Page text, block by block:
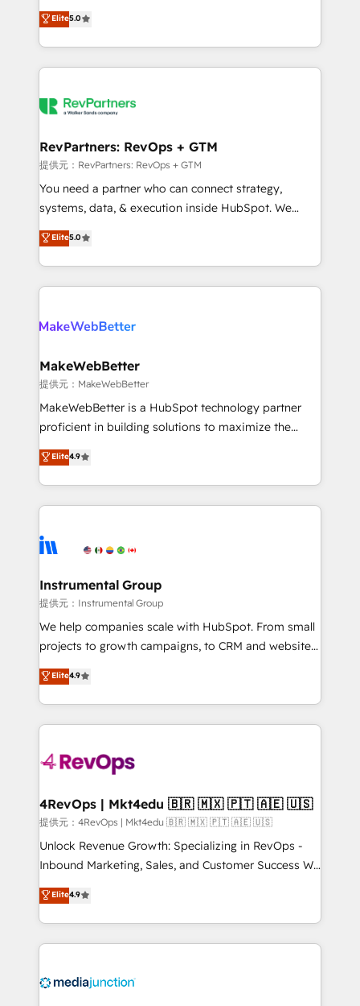
management, systems integration, and creative
solutions that deliver measurable impact and
transform brand experiences As one of the few full-
service creative agencies in the HubSpot
winning design to build scalable, globally
marketing campaigns, & RevOps frameworks that
fuel long-term success We connect the entire
customer lifecycle through seamless integrations,
ensure long-term adoption with change-
and service to drive sustainable growth With 6 key
HubSpot accreditations and experience across
Elite5.0
RevPartners: RevOps + GTM
提供元：RevPartners: RevOps + GTM
You need a partner who can connect strategy,
systems, data, & execution inside HubSpot. We
bridge the gap where most agencies fall short by
combining GTM strategy with technical execution to
solve the right problem with the right solution. As the
only firm in the world to hold Elite Partner
clients gain a unique advantage in CRM architecture,
market execution. Why B2B Businesses Choose RP: -
Secure: Soc2 compliant 🛡️ - Pricing: Implementations
starting at $1,5k 💵 - Speed: Launch in 14 days ⚡ -
Global: 75+ RPers across five continents 🌐 - Scale:
HubSpot Partner 🪴 - Sales Hub: More
implementations than any other Partner 💻 -
agency for an Ops problem. Don't hire a technical
agency for a growth problem. Hire a partner built to
Elite5.0
MakeWebBetter
提供元：MakeWebBetter
MakeWebBetter is a HubSpot technology partner
proficient in building solutions to maximize the
operational efficiency of HubSpot. The fastest-
growing tech-enabler & facilitator, MakeWebBetter,
hands you the blend of HubSpot expertise &
eminent solutions & integrations. Trust us to
Elite Partners with 10+ years of HubSpot experience
Premier Partner 2023 🌟5 HubSpot Accreditations 🌟
Won HubSpot Theme Challenge 2021 🌟INBOUND’19
HubSpot Rising Star Why us? Harnessing the full
potential of the powerful HubSpot CRM. ✔️A team of
HubSpot experience ✔️Flexible pricing models —
Hourly-fee (assigned one Dedicated HubSpot
requirement). ✔️Helped over 25,000+ customers so
far with our HubSpot solutions. ✔️Bespoke apps &
on-demand bundle services. Connect with us today!
Elite4.9
Instrumental Group
提供元：Instrumental Group
We help companies scale with HubSpot. From small
projects to growth campaigns, to CRM and websites.
Hire an agency that's experienced in every inch of
HubSpot and willing to work hand-in-hand with your
team to simplify the complex and build a better
experience for your team and customers.
Elite4.9
4RevOps | Mkt4edu 🇧🇷 🇲🇽 🇵🇹 🇦🇪 🇺🇸
提供元：4RevOps | Mkt4edu 🇧🇷 🇲🇽 🇵🇹 🇦🇪 🇺🇸
Unlock Revenue Growth: Specializing in RevOps -
Inbound Marketing, Sales, and Customer Success We
specialize in driving revenue growth for companies
across industries through tailored marketing, sales,
and customer success strategies, utilizing RevOps
methodologies. As Latin America's largest HubSpot
offer unparalleled insights. Operating in five
Elite4.9